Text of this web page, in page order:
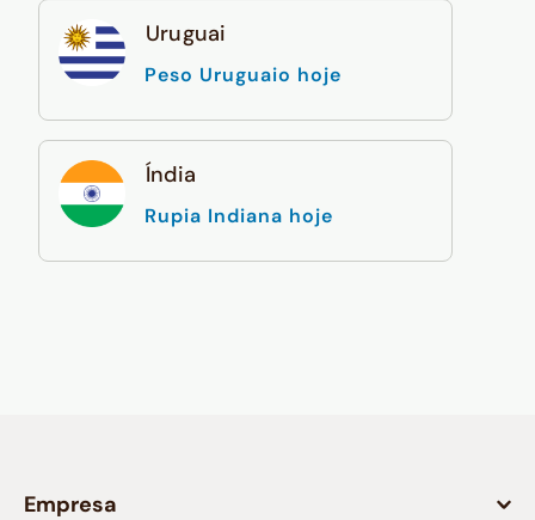
Uruguai
Peso Uruguaio hoje
Índia
Rupia Indiana hoje
Empresa